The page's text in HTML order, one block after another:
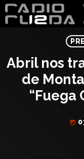
Abril nos
de
“Fuega
today